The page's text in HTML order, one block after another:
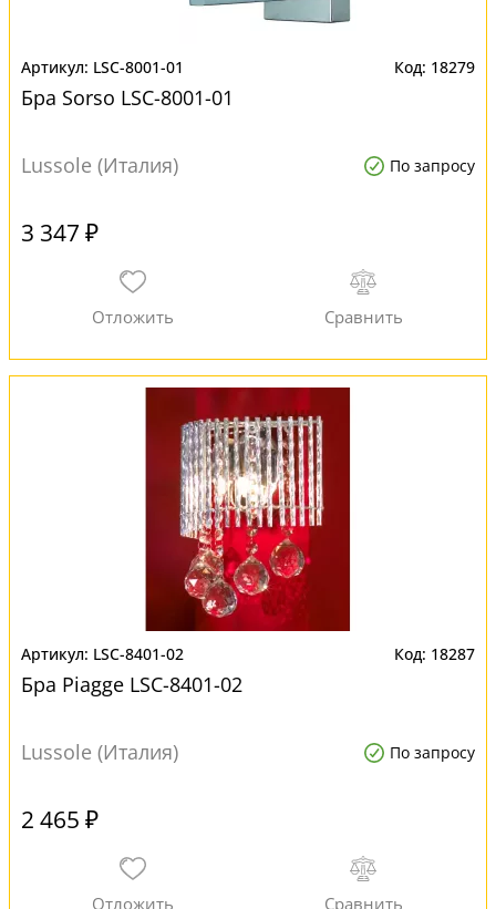
LSC-8001-01 18279
Бра Sorso LSC-8001-01
Lussole (Италия) По запросу
3 347 ₽
LSC-8401-02 18287
Бра Piagge LSC-8401-02
Lussole (Италия) По запросу
2 465 ₽